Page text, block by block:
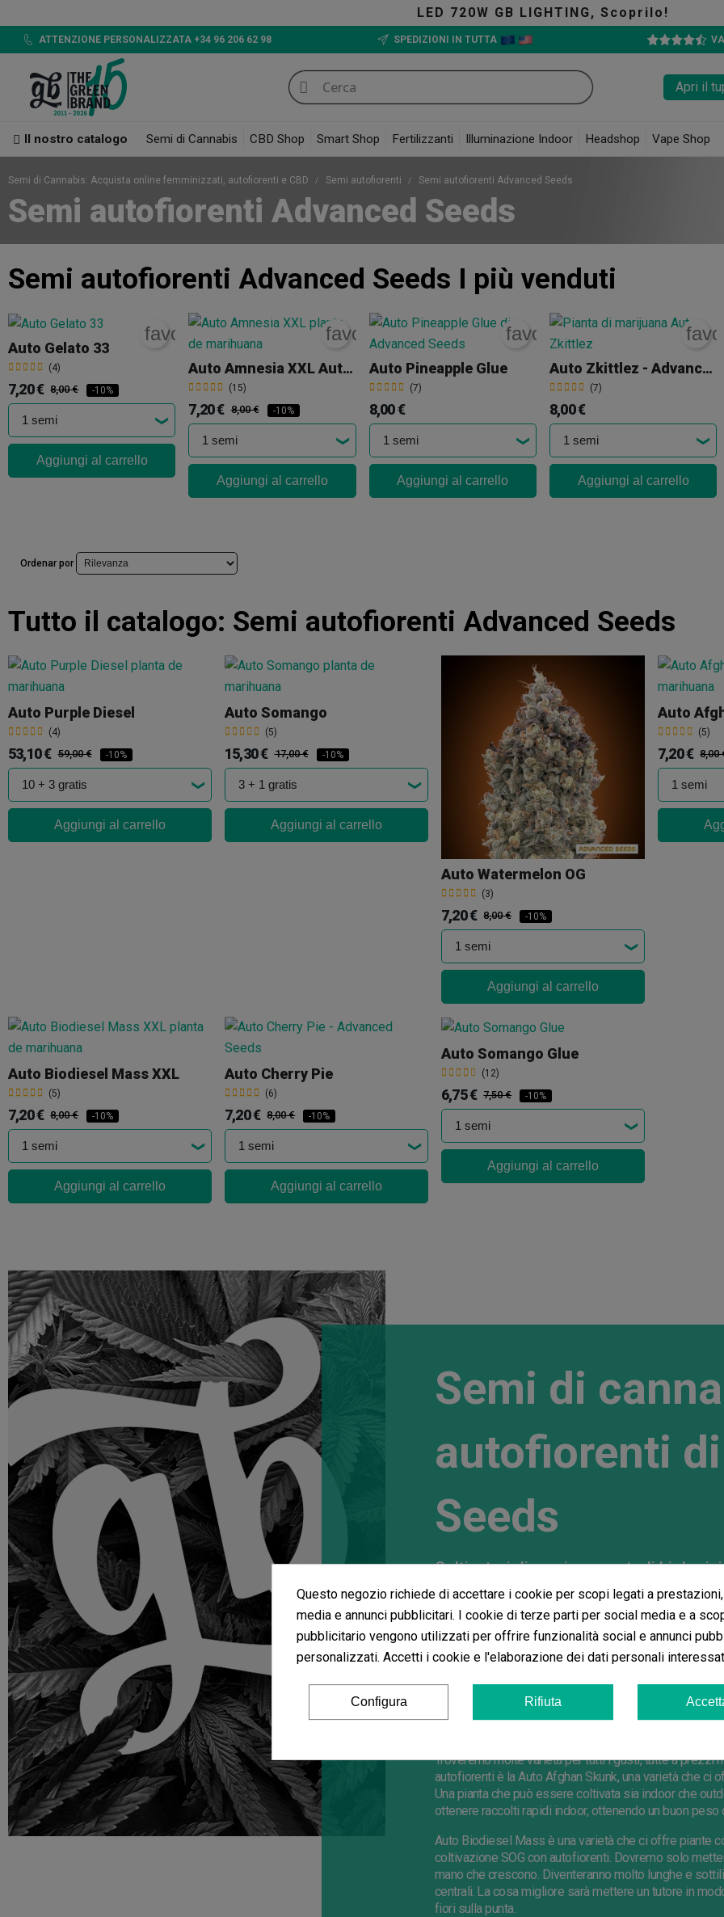
LED 720W GB LIGHTING, Scoprilo!
ATTENZIONE PERSONALIZZATA +34 96 206 62 98 SPEDIZIONI IN TUTTA
Apri il
Il nostro catalogo Semi di Cannabis CBD Shop Smart Shop Fertilizzanti Illuminazione Indoor Headshop Vape Shop
Semi di Cannabis: Acquista online femminizzati, autofiorenti e CBD Semi autofiorenti Semi autofiorenti Advanced Seeds
Semi autofiorenti Advanced Seeds
Semi autofiorenti Advanced Seeds I più venduti
Auto Gelato 33
(4)
favorite_border
7,20 € 8,00 € -10%
Aggiungi al carrello
Auto Amnesia XXL Auto Advanced Seeds
(15)
favorite_border
7,20 € 8,00 € -10%
Aggiungi al carrello
Auto Pineapple Glue
(7)
favorite_border
8,00 €
Aggiungi al carrello
Auto Zkittlez - Advanced Seeds
(7)
8,00 €
Aggiungi al carrello
Ordenar por
Tutto il catalogo: Semi autofiorenti Advanced Seeds
Auto Purple Diesel
(4)
53,10 € 59,00 € -10%
Aggiungi al carrello
Auto Somango
(5)
15,30 € 17,00 € -10%
Aggiungi al carrello
Auto Watermelon OG
(3)
7,20 € 8,00 € -10%
Aggiungi al carrello
Auto
(5)
7,20 € 8,00
Auto Biodiesel Mass XXL
(5)
7,20 € 8,00 € -10%
Aggiungi al carrello
Auto Cherry Pie
(6)
7,20 € 8,00 € -10%
Aggiungi al carrello
Auto Somango Glue
(12)
6,75 € 7,50 € -10%
Aggiungi al carrello
Semi di
autofiorenti
Seeds
Coltivatori di semi con metodi biologici
Semi femminizzatiautofiorentidiAdvanced Seeds
più che accessibile. Advanced Seeds utilizza
suoi semi con sistemi di agricoltura biologica.
semi, senza ricorrere ad alcun tipo di manipolazione
coltivazione a un rigoroso controllo per garantire
Troveremo molte varietà per tutti i gusti, tutte a prezzi
autofiorenti è la Auto Afghan Skunk, una varietà che
Una pianta che può essere coltivata sia indoor che
ottenere raccolti rapidi indoor, ottenendo un buon peso
Auto Biodiesel Mass è una varietà che ci offre piante
coltivazione SOG con autofiorenti. Dovremo solo
mano che crescono. Diventeranno molto lunghe e
centrali. La cosa migliore sarà mettere un tutore in
fiori sulla punta.
Questo negozio richiede di accettare i cookie per scopi legati a
media e annunci pubblicitari. I cookie di terze parti per social media e a
pubblicitario vengono utilizzati per offrire funzionalità social e annunci
personalizzati. Accetti i cookie e l'elaborazione dei dati personali
Configura Rifiuta